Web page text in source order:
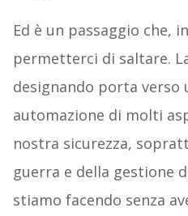
Ed è un passaggio che,
permetterci di saltare.
designando porta verso
automazione di molti
nostra sicurezza,
guerra e della gestione
stiamo facendo senza